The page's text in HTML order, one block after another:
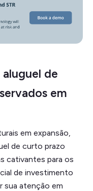
de
em
em expansão,
de curto prazo
cativantes para os
de investimento
sua atenção em